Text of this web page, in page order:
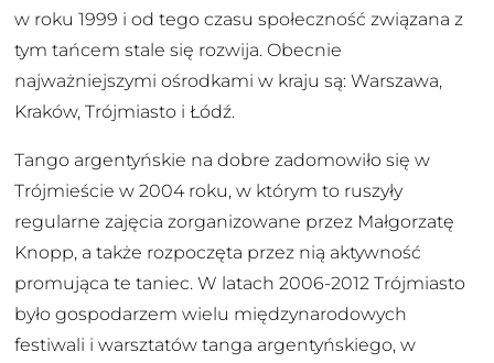
w roku 1999 i od tego czasu społeczność związana z
tym tańcem stale się rozwija. Obecnie
najważniejszymi ośrodkami w kraju są: Warszawa,
Kraków, Trójmiasto i Łódź.
Tango argentyńskie na dobre zadomowiło się w
Trójmieście w 2004 roku, w którym to ruszyły
regularne zajęcia zorganizowane przez Małgorzatę
Knopp, a także rozpoczęta przez nią aktywność
promująca te taniec. W latach 2006-2012 Trójmiasto
było gospodarzem wielu międzynarodowych
festiwali i warsztatów tanga argentyńskiego, w